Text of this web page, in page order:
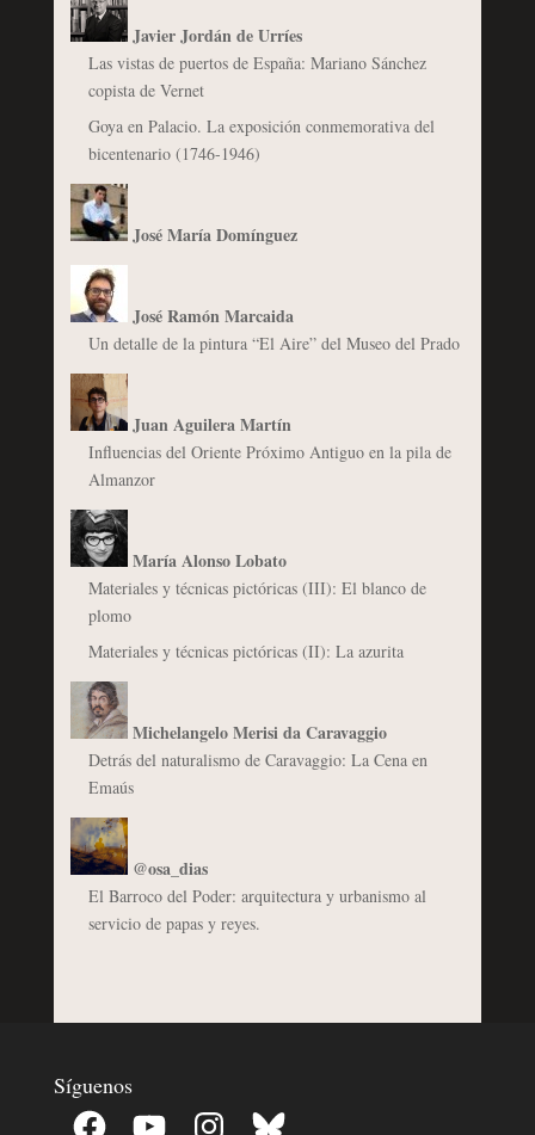
Javier Jordán de Urríes
Las vistas de puertos de España: Mariano Sánchez
copista de Vernet
Goya en Palacio. La exposición conmemorativa del
bicentenario (1746-1946)
José María Domínguez
José Ramón Marcaida
Un detalle de la pintura “El Aire” del Museo del Prado
Juan Aguilera Martín
Influencias del Oriente Próximo Antiguo en la pila de
Almanzor
María Alonso Lobato
Materiales y técnicas pictóricas (III): El blanco de
plomo
Materiales y técnicas pictóricas (II): La azurita
Michelangelo Merisi da Caravaggio
Detrás del naturalismo de Caravaggio: La Cena en
Emaús
@osa_dias
El Barroco del Poder: arquitectura y urbanismo al
servicio de papas y reyes.
Síguenos
Facebook YouTube InstagramBluesky